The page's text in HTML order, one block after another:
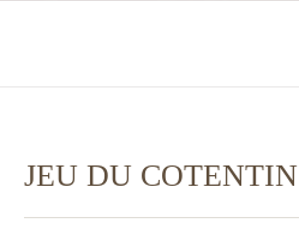
JEU DU COTENTIN